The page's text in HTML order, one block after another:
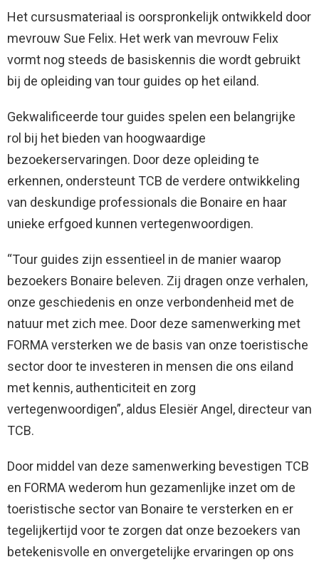
Het cursusmateriaal is oorspronkelijk ontwikkeld door
mevrouw Sue Felix. Het werk van mevrouw Felix
vormt nog steeds de basiskennis die wordt gebruikt
bij de opleiding van tour guides op het eiland.
Gekwalificeerde tour guides spelen een belangrijke
rol bij het bieden van hoogwaardige
bezoekerservaringen. Door deze opleiding te
erkennen, ondersteunt TCB de verdere ontwikkeling
van deskundige professionals die Bonaire en haar
unieke erfgoed kunnen vertegenwoordigen.
“Tour guides zijn essentieel in de manier waarop
bezoekers Bonaire beleven. Zij dragen onze verhalen,
onze geschiedenis en onze verbondenheid met de
natuur met zich mee. Door deze samenwerking met
FORMA versterken we de basis van onze toeristische
sector door te investeren in mensen die ons eiland
met kennis, authenticiteit en zorg
vertegenwoordigen”, aldus Elesiër Angel, directeur van
TCB.
Door middel van deze samenwerking bevestigen TCB
en FORMA wederom hun gezamenlijke inzet om de
toeristische sector van Bonaire te versterken en er
tegelijkertijd voor te zorgen dat onze bezoekers van
betekenisvolle en onvergetelijke ervaringen op ons